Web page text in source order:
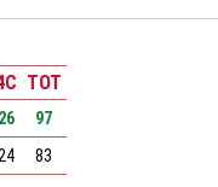
TOT
26
97
83